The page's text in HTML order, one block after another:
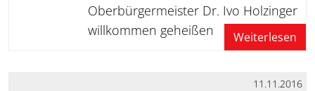
Oberbürgermeister Dr. Ivo Holzinger
willkommen geheißen
Weiterlesen
11.11.2016